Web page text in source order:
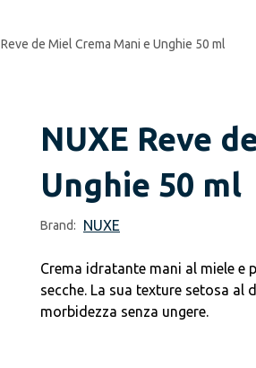
Reve de Miel Crema Mani e Unghie 50 ml
NUXE Reve
Unghie 50 ml
Brand: NUXE
Crema idratante mani al miele e
secche. La sua texture setosa al
morbidezza senza ungere.